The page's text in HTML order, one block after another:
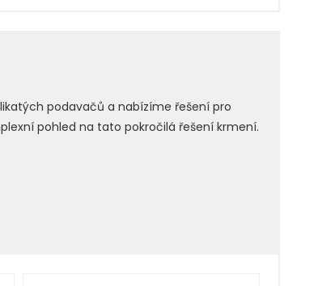
podavačů a nabízíme řešení pro
pohled na tato pokročilá řešení krmení.